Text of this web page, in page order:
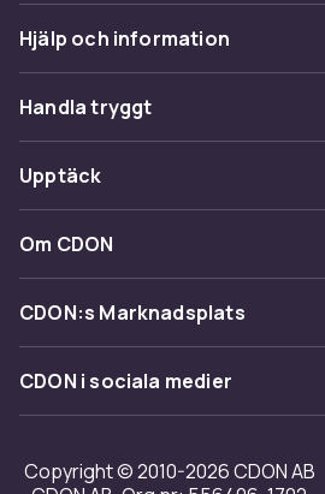
Hjälp och information
Vanliga frågor
Spåra paket
Ångra & Returnera här
Kundservice
Handla tryggt
Betalning
Leverans
Återkallelser
Upptäck
Kategorier
Varumärken
Shopit.se
Om CDON
Om oss
Kundrecensioner
CDON:s Marknadsplats
Sälj på CDON
Bli affiliate
Regler & kvalitet
CDON i sociala medier
Copyright © 2010-2026 CDON AB